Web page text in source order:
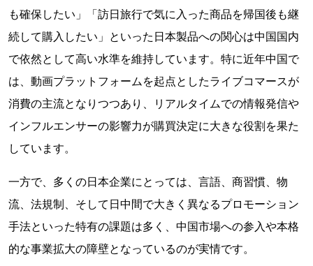
も確保したい」「訪日旅行で気に入った商品を帰国後も継
続して購入したい」といった日本製品への関心は中国国内
で依然として高い水準を維持しています。特に近年中国で
は、動画プラットフォームを起点としたライブコマースが
消費の主流となりつつあり、リアルタイムでの情報発信や
インフルエンサーの影響力が購買決定に大きな役割を果た
しています。
一方で、多くの日本企業にとっては、言語、商習慣、物
流、法規制、そして日中間で大きく異なるプロモーション
手法といった特有の課題は多く、中国市場への参入や本格
的な事業拡大の障壁となっているのが実情です。